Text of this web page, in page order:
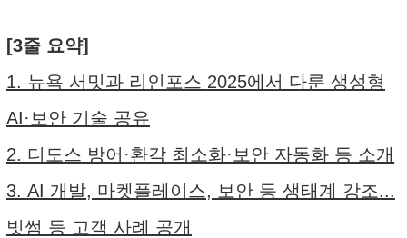
[3줄 요약]
1. 뉴욕 서밋과 리인포스 2025에서 다룬 생성형
AI·보안 기술 공유
2. 디도스 방어·환각 최소화·보안 자동화 등 소개
3. AI 개발, 마켓플레이스, 보안 등 생태계 강조...
빗썸 등 고객 사례 공개